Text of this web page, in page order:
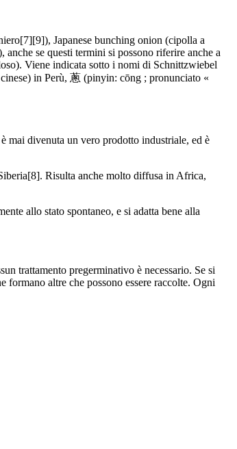
Japanese bunching onion (cipolla a
se questi termini si possono riferire anche a
Viene indicata sotto i nomi di Schnittzwiebel
in Perù, 蔥 (pinyin: cōng ; pronunciato «
mai divenuta un vero prodotto industriale, ed è
Risulta anche molto diffusa in Africa,
allo stato spontaneo, e si adatta bene alla
trattamento pregerminativo è necessario. Se si
altre che possono essere raccolte. Ogni